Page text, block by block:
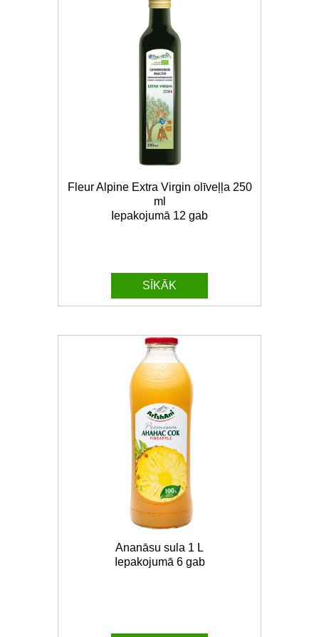
Fleur Alpine Extra Virgin olīveļļa 250
ml
Iepakojumā 12 gab
SĪKĀK
Ananāsu sula 1 L
Iepakojumā 6 gab